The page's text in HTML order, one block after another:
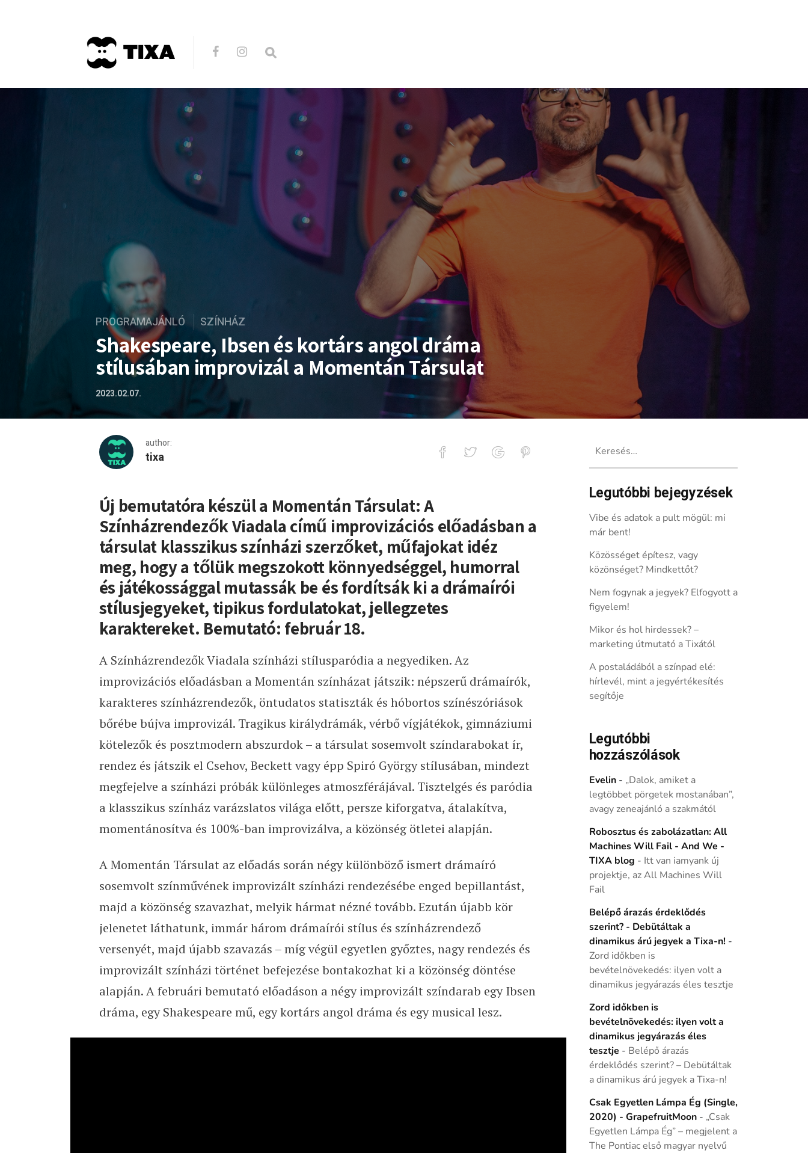
PROGRAMAJÁNLÓ SZÍNHÁZ
Shakespeare, Ibsen és kortárs angol dráma
stílusában improvizál a Momentán Társulat
2023.02.07.
author:
tixa
Shakespeare, Ibsen és kortárs angol dráma stílusában improvizál a Momentán Társulat
Új bemutatóra készül a Momentán Társulat: A
Színházrendezők Viadala című improvizációs előadásban a
társulat klasszikus színházi szerzőket, műfajokat idéz
meg, hogy a tőlük megszokott könnyedséggel, humorral
és játékossággal mutassák be és fordítsák ki a drámaírói
stílusjegyeket, tipikus fordulatokat, jellegzetes
karaktereket. Bemutató: február 18.
A Színházrendezők Viadala színházi stílusparódia a negyediken. Az
improvizációs előadásban a Momentán színházat játszik: népszerű drámaírók,
karakteres színházrendezők, öntudatos statiszták és hóbortos színészóriások
bőrébe bújva improvizál. Tragikus királydrámák, vérbő vígjátékok, gimnáziumi
kötelezők és posztmodern abszurdok – a társulat sosemvolt színdarabokat ír,
rendez és játszik el Csehov, Beckett vagy épp Spiró György stílusában, mindezt
megfejelve a színházi próbák különleges atmoszférájával. Tisztelgés és paródia
a klasszikus színház varázslatos világa előtt, persze kiforgatva, átalakítva,
momentánosítva és 100%-ban improvizálva, a közönség ötletei alapján.
A Momentán Társulat az előadás során négy különböző ismert drámaíró
sosemvolt színművének improvizált színházi rendezésébe enged bepillantást,
majd a közönség szavazhat, melyik hármat nézné tovább. Ezután újabb kör
jelenetet láthatunk, immár három drámaírói stílus és színházrendező
versenyét, majd újabb szavazás – míg végül egyetlen győztes, nagy rendezés és
improvizált színházi történet befejezése bontakozhat ki a közönség döntése
alapján. A februári bemutató előadáson a négy improvizált színdarab egy Ibsen
dráma, egy Shakespeare mű, egy kortárs angol dráma és egy musical lesz.
Legutóbbi bejegyzések
Vibe és adatok a pult mögül: mi
már bent!
Közösséget építesz, vagy
közönséget? Mindkettőt?
Nem fogynak a jegyek? Elfogyott a
figyelem!
Mikor és hol hirdessek? –
marketing útmutató a Tixától
A postaládából a színpad elé:
hírlevél, mint a jegyértékesítés
segítője
Legutóbbi
hozzászólások
Evelin- „Dalok, amiket a
legtöbbet pörgetek mostanában”,
avagy zeneajánló a szakmától
Robosztus és zabolázatlan: All
Machines Will Fail - And We -
TIXA blog - Itt van iamyank új
projektje, az All Machines Will
Fail
Belépő árazás érdeklődés
szerint? - Debütáltak a
dinamikus árú jegyek a Tixa-n! -
Zord időkben is
bevételnövekedés: ilyen volt a
dinamikus jegyárazás éles tesztje
Zord időkben is
bevételnövekedés: ilyen volt a
dinamikus jegyárazás éles
tesztje - Belépő árazás
érdeklődés szerint? – Debütáltak
a dinamikus árú jegyek a Tixa-n!
Csak Egyetlen Lámpa Ég (Single,
2020) - GrapefruitMoon- „Csak
Egyetlen Lámpa Ég” – megjelent a
The Pontiac első magyar nyelvű